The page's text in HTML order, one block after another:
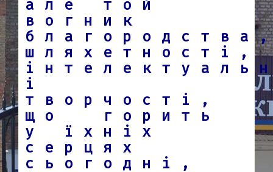
але той
вогник
шляхетності,
і
творчості,
що горить
у їхніх
серцях
сьогодні,